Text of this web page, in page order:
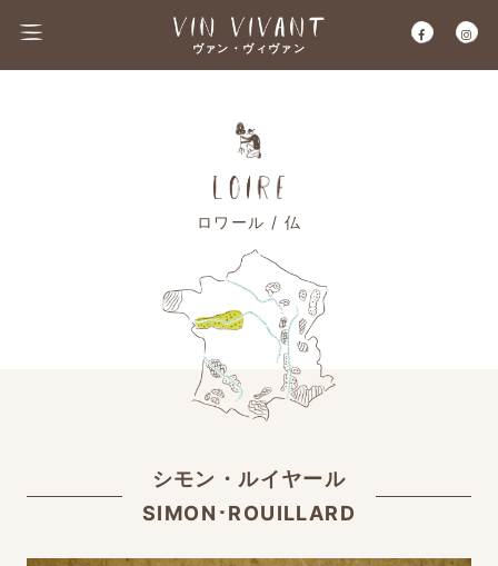
ヴァン・ヴィヴァン
ロワール / 仏
シモン・ルイヤール
SIMON･ROUILLARD